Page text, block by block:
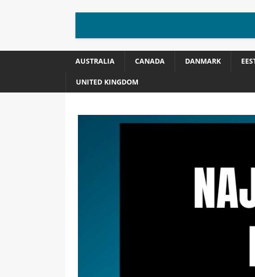
AUSTRALIA CANADA DANMARK
UNITED KINGDOM